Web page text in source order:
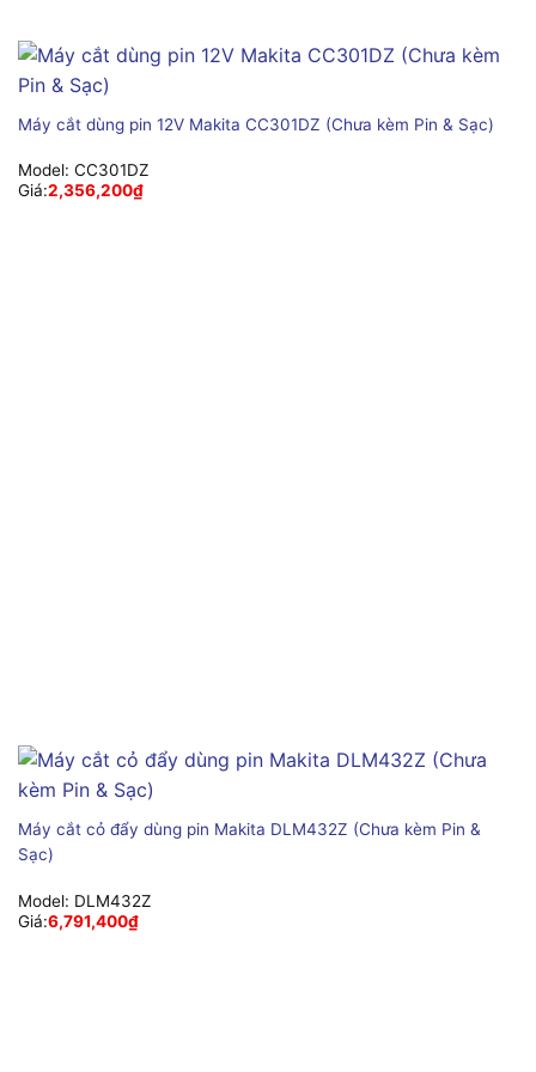
Máy cắt dùng pin 12V Makita CC301DZ (Chưa kèm Pin & Sạc)
Model: CC301DZ
Giá:2,356,200₫
Máy cắt cỏ đẩy dùng pin Makita DLM432Z (Chưa kèm Pin &
Sạc)
Model: DLM432Z
Giá:6,791,400₫